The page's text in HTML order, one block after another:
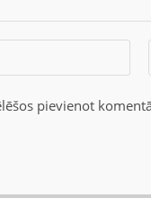
pievienot